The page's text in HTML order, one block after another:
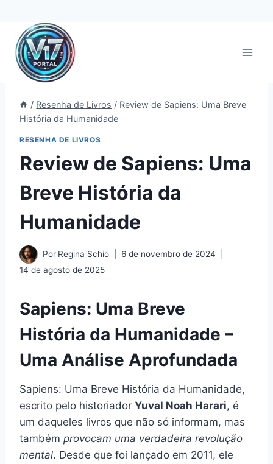
Pular
para
Conteúdo
/ Resenha de Livros / Review de Sapiens: Uma Breve
História da Humanidade
RESENHA DE LIVROS
Review de Sapiens: Uma
Breve História da
Humanidade
Por Regina Schio
6 de novembro de 2024
14 de agosto de 2025
Sapiens: Uma Breve
História da Humanidade –
Uma Análise Aprofundada
Sapiens: Uma Breve História da Humanidade,
escrito pelo historiador Yuval Noah Harari, é
um daqueles livros que não só informam, mas
também provocam uma verdadeira revolução
mental. Desde que foi lançado em 2011, ele